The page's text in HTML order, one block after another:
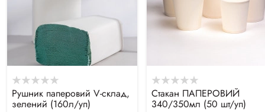
Рушник паперовий V-склад,
зелений (160л/уп)
Стакан ПАПЕРОВИЙ
340/350мл (50 шт/уп)